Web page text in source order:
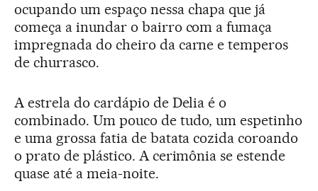
ocupando um espaço nessa chapa que já
começa a inundar o bairro com a fumaça
impregnada do cheiro da carne e temperos
de churrasco.
A estrela do cardápio de Delia é o
combinado. Um pouco de tudo, um espetinho
e uma grossa fatia de batata cozida coroando
o prato de plástico. A cerimônia se estende
quase até a meia-noite.